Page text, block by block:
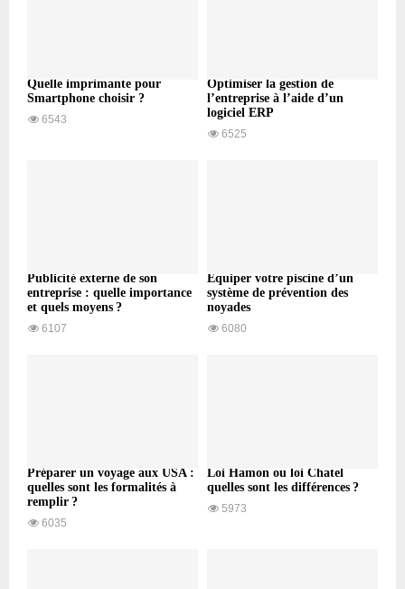
Quelle imprimante pour
Smartphone choisir ?
6543
Optimiser la gestion de
l’entreprise à l’aide d’un
logiciel ERP
6525
Publicité externe de son
entreprise : quelle importance
et quels moyens ?
6107
Équiper votre piscine d’un
système de prévention des
noyades
6080
Préparer un voyage aux USA :
quelles sont les formalités à
remplir ?
6035
Loi Hamon ou loi Chatel
quelles sont les différences ?
5973